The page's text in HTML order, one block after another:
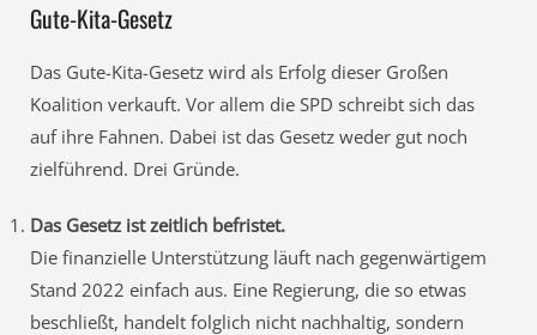
Gute-Kita-Gesetz
Das Gute-Kita-Gesetz wird als Erfolg dieser Großen
Koalition verkauft. Vor allem die SPD schreibt sich das
auf ihre Fahnen. Dabei ist das Gesetz weder gut noch
zielführend. Drei Gründe.
Das Gesetz ist zeitlich befristet.
Die finanzielle Unterstützung läuft nach gegenwärtigem
Stand 2022 einfach aus. Eine Regierung, die so etwas
beschließt, handelt folglich nicht nachhaltig, sondern